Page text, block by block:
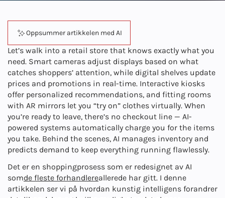
Oppsummer artikkelen med AI
Let’s walk into a retail store that knows exactly what you
need. Smart cameras adjust displays based on what
catches shoppers’ attention, while digital shelves update
prices and promotions in real-time. Interactive kiosks
offer personalized recommendations, and fitting rooms
with AR mirrors let you “try on” clothes virtually. When
you’re ready to leave, there’s no checkout line — AI-
powered systems automatically charge you for the items
you take. Behind the scenes, AI manages inventory and
predicts demand to keep everything running flawlessly.
Det er en shoppingprosess som er redesignet av AI
somde fleste forhandlereallerede har gitt. I denne
artikkelen ser vi på hvordan kunstig intelligens forandrer